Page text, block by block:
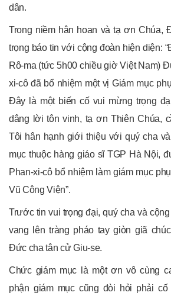
dân.
Trong niềm hân hoan và tạ ơn Chúa,
trọng báo tin với cộng đoàn hiện diện:
Rô-ma (tức 5h00 chiều giờ Việt Nam)
xi-cô đã bổ nhiệm một vị Giám mục
Đây là một biến cố vui mừng trọng
dâng lời tôn vinh, tạ ơn Thiên Chúa,
Tôi hân hạnh giới thiệu với quý cha
mục thuộc hàng giáo sĩ TGP Hà Nội,
Phan-xi-cô bổ nhiệm làm giám mục
Vũ Công Viện”.
Trước tin vui trọng đại, quý cha và
vang lên tràng pháo tay giòn giã
Đức cha tân cử Giu-se.
Chức giám mục là một ơn vô cùng
phận giám mục cũng đòi hỏi phải